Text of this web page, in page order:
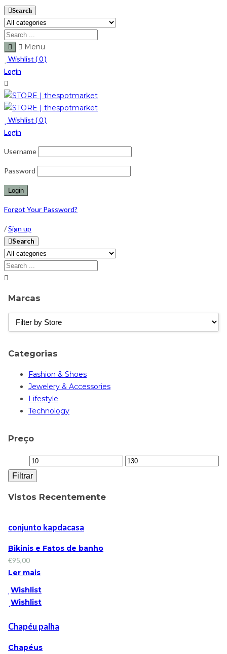
Search
Menu
Wishlist (0)
Login
Wishlist (0)
Login
Username
Password
Forgot Your Password?
/Sign up
Search
Marcas
Categorias
Fashion & Shoes
Jewelery & Accessories
Lifestyle
Technology
Preço
Filtrar
Vistos Recentemente
conjunto kapdacasa
Bikinis e Fatos de banho
€95,00
Ler mais
Wishlist
Wishlist
Chapéu palha
Chapéus